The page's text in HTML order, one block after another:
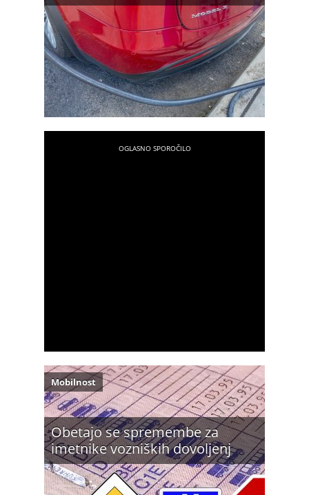
Obetajo se spremembe za
imetnike vozniških dovoljenj
Mobilnost